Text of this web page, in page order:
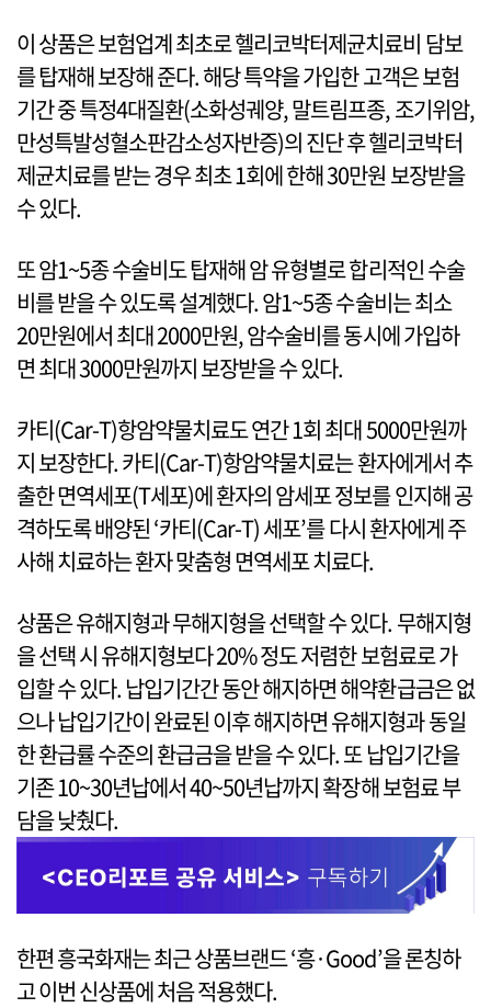
이 상품은 보험업계 최초로 헬리코박터제균치료비 담보
를 탑재해 보장해 준다. 해당 특약을 가입한 고객은 보험
기간 중 특정4대질환(소화성궤양, 말트림프종, 조기위암,
만성특발성혈소판감소성자반증)의 진단 후 헬리코박터
제균치료를 받는 경우 최초 1회에 한해 30만원 보장받을
수 있다.
또 암1~5종 수술비도 탑재해 암 유형별로 합리적인 수술
비를 받을 수 있도록 설계했다. 암1~5종 수술비는 최소
20만원에서 최대 2000만원, 암수술비를 동시에 가입하
면 최대 3000만원까지 보장받을 수 있다.
카티(Car-T)항암약물치료도 연간 1회 최대 5000만원까
지 보장한다. 카티(Car-T)항암약물치료는 환자에게서 추
출한 면역세포(T세포)에 환자의 암세포 정보를 인지해 공
격하도록 배양된 ‘카티(Car-T) 세포’를 다시 환자에게 주
사해 치료하는 환자 맞춤형 면역세포 치료다.
상품은 유해지형과 무해지형을 선택할 수 있다. 무해지형
을 선택 시 유해지형보다 20% 정도 저렴한 보험료로 가
입할 수 있다. 납입기간간 동안 해지하면 해약환급금은 없
으나 납입기간이 완료된 이후 해지하면 유해지형과 동일
한 환급률 수준의 환급금을 받을 수 있다. 또 납입기간을
기존 10~30년납에서 40~50년납까지 확장해 보험료 부
담을 낮췄다.
한편 흥국화재는 최근 상품브랜드 ‘흥·Good’을 론칭하
고 이번 신상품에 처음 적용했다.